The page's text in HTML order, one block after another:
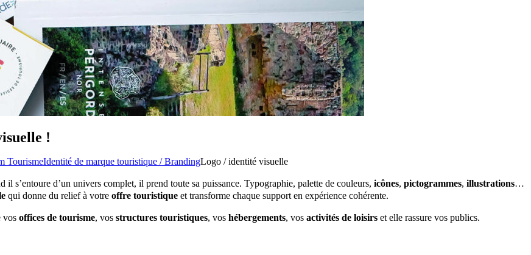
!
TourismeIdentité de marque touristique / BrandingLogo / identité visuelle
s’entoure d’un univers complet, il prend toute sa puissance. Typographie, palette de couleurs, icônes, pictogrammes, illustrations…
qui donne du relief à votre offre touristique et transforme chaque support en expérience cohérente.
vos offices de tourisme, vos structures touristiques, vos hébergements, vos activités de loisirs et elle rassure vos publics.